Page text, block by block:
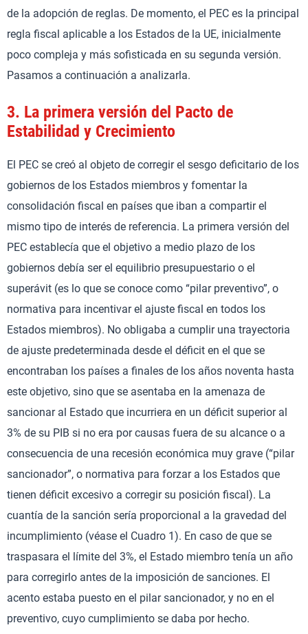
de la adopción de reglas. De momento, el PEC es la principal
regla fiscal aplicable a los Estados de la UE, inicialmente
poco compleja y más sofisticada en su segunda versión.
Pasamos a continuación a analizarla.
3. La primera versión del Pacto de
Estabilidad y Crecimiento
El PEC se creó al objeto de corregir el sesgo deficitario de los
gobiernos de los Estados miembros y fomentar la
consolidación fiscal en países que iban a compartir el
mismo tipo de interés de referencia. La primera versión del
PEC establecía que el objetivo a medio plazo de los
gobiernos debía ser el equilibrio presupuestario o el
superávit (es lo que se conoce como “pilar preventivo”, o
normativa para incentivar el ajuste fiscal en todos los
Estados miembros). No obligaba a cumplir una trayectoria
de ajuste predeterminada desde el déficit en el que se
encontraban los países a finales de los años noventa hasta
este objetivo, sino que se asentaba en la amenaza de
sancionar al Estado que incurriera en un déficit superior al
3% de su PIB si no era por causas fuera de su alcance o a
consecuencia de una recesión económica muy grave (“pilar
sancionador”, o normativa para forzar a los Estados que
tienen déficit excesivo a corregir su posición fiscal). La
cuantía de la sanción sería proporcional a la gravedad del
incumplimiento (véase el Cuadro 1). En caso de que se
traspasara el límite del 3%, el Estado miembro tenía un año
para corregirlo antes de la imposición de sanciones. El
acento estaba puesto en el pilar sancionador, y no en el
preventivo, cuyo cumplimiento se daba por hecho.